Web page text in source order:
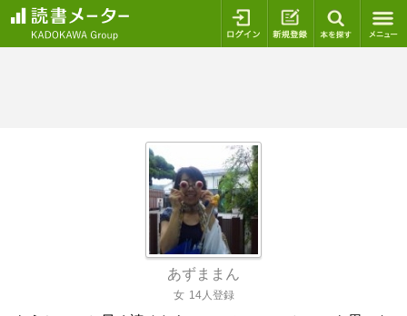
ログイン 新規登録
あずままん
女 14人登録